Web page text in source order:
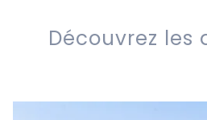
Découvrez les